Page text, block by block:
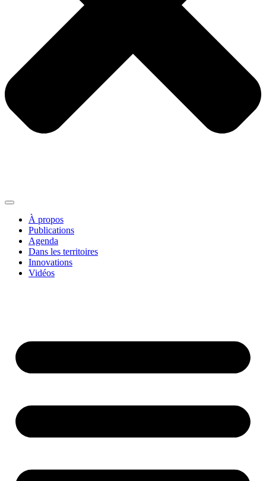
À propos
Publications
Agenda
Dans les territoires
Innovations
Vidéos